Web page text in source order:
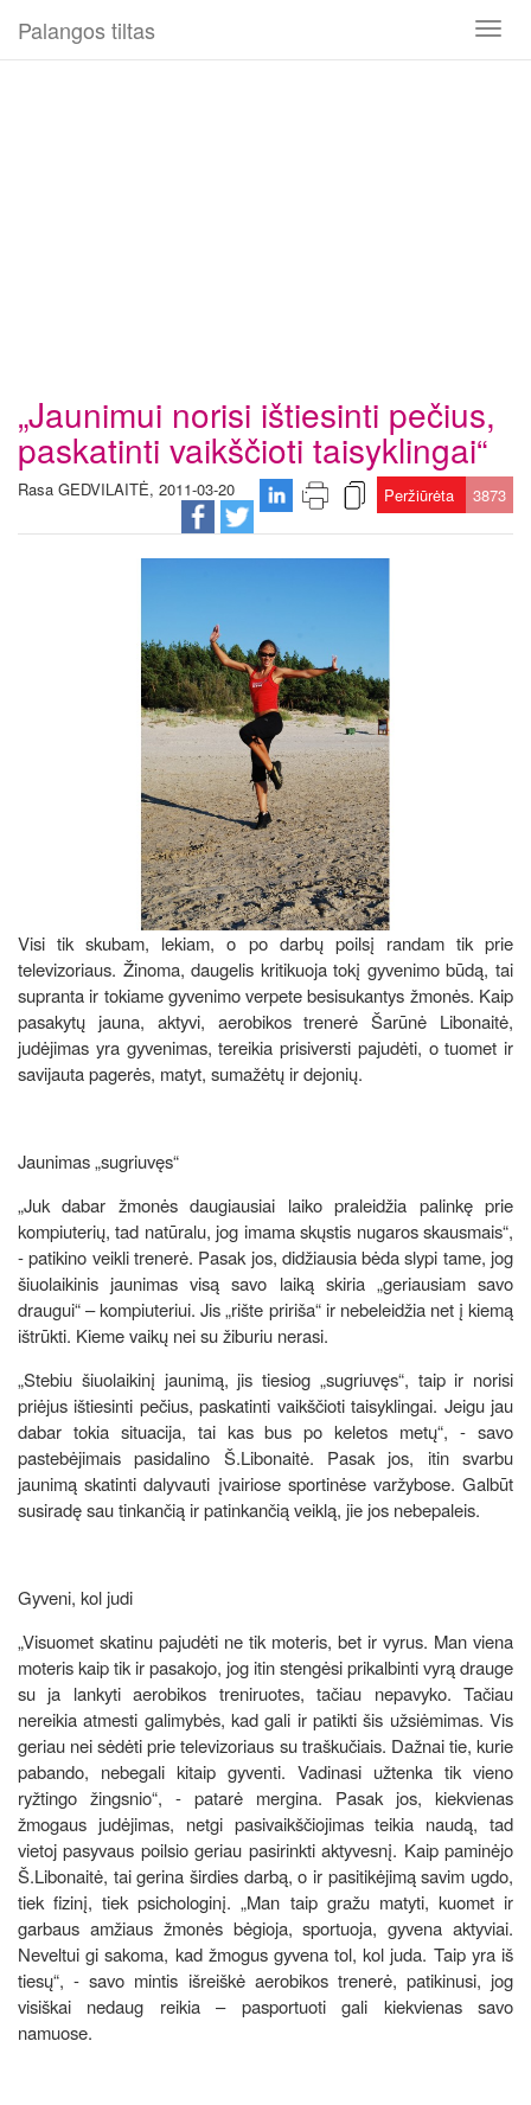
Toggle
Palangos tiltas
„Jaunimui norisi ištiesinti pečius,
paskatinti vaikščioti taisyklingai“
Rasa GEDVILAITĖ, 2011-03-20 Peržiūrėta 3873
Visi tik skubam, lekiam, o po darbų poilsį randam tik prie
televizoriaus. Žinoma, daugelis kritikuoja tokį gyvenimo būdą, tai
supranta ir tokiame gyvenimo verpete besisukantys žmonės. Kaip
pasakytų jauna, aktyvi, aerobikos trenerė Šarūnė Libonaitė,
judėjimas yra gyvenimas, tereikia prisiversti pajudėti, o tuomet ir
savijauta pagerės, matyt, sumažėtų ir dejonių.
Jaunimas „sugriuvęs“
„Juk dabar žmonės daugiausiai laiko praleidžia palinkę prie
kompiuterių, tad natūralu, jog imama skųstis nugaros skausmais“,
- patikino veikli trenerė. Pasak jos, didžiausia bėda slypi tame, jog
šiuolaikinis jaunimas visą savo laiką skiria „geriausiam savo
draugui“ – kompiuteriui. Jis „rište pririša“ ir nebeleidžia net į kiemą
ištrūkti. Kieme vaikų nei su žiburiu nerasi.
„Stebiu šiuolaikinį jaunimą, jis tiesiog „sugriuvęs“, taip ir norisi
priėjus ištiesinti pečius, paskatinti vaikščioti taisyklingai. Jeigu jau
dabar tokia situacija, tai kas bus po keletos metų“, - savo
pastebėjimais pasidalino Š.Libonaitė. Pasak jos, itin svarbu
jaunimą skatinti dalyvauti įvairiose sportinėse varžybose. Galbūt
susiradę sau tinkančią ir patinkančią veiklą, jie jos nebepaleis.
Gyveni, kol judi
„Visuomet skatinu pajudėti ne tik moteris, bet ir vyrus. Man viena
moteris kaip tik ir pasakojo, jog itin stengėsi prikalbinti vyrą drauge
su ja lankyti aerobikos treniruotes, tačiau nepavyko. Tačiau
nereikia atmesti galimybės, kad gali ir patikti šis užsiėmimas. Vis
geriau nei sėdėti prie televizoriaus su traškučiais. Dažnai tie, kurie
pabando, nebegali kitaip gyventi. Vadinasi užtenka tik vieno
ryžtingo žingsnio“, - patarė mergina. Pasak jos, kiekvienas
žmogaus judėjimas, netgi pasivaikščiojimas teikia naudą, tad
vietoj pasyvaus poilsio geriau pasirinkti aktyvesnį. Kaip paminėjo
Š.Libonaitė, tai gerina širdies darbą, o ir pasitikėjimą savim ugdo,
tiek fizinį, tiek psichologinį. „Man taip gražu matyti, kuomet ir
garbaus amžiaus žmonės bėgioja, sportuoja, gyvena aktyviai.
Neveltui gi sakoma, kad žmogus gyvena tol, kol juda. Taip yra iš
tiesų“, - savo mintis išreiškė aerobikos trenerė, patikinusi, jog
visiškai nedaug reikia – pasportuoti gali kiekvienas savo
namuose.